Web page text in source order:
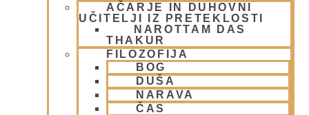
AČARJE IN DUHOVNI
UČITELJI IZ PRETEKLOSTI
NAROTTAM DAS
THAKUR
FILOZOFIJA
BOG
DUŠA
NARAVA
ČAS